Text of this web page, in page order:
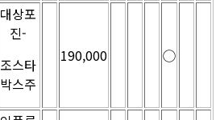
대상포
진-
조스타
박스주
190,000 ◯